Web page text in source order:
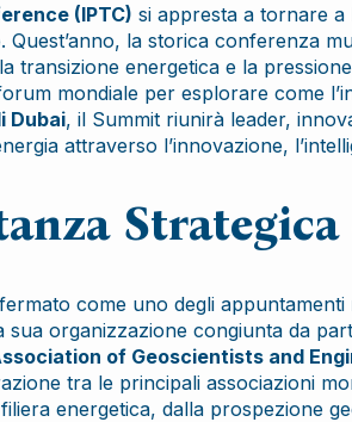
(IPTC) si appresta a tornare a
la storica conferenza
transizione energetica e la
mondiale per esplorare come
Dubai, il Summit riunirà leader,
attraverso l’innovazione,
Strategica
come uno degli appuntamenti
organizzazione congiunta da
of Geoscientists and
tra le principali associazioni
energetica, dalla prospezione